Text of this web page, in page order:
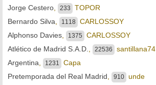
Jorge Cestero
233
TOPOR
Bernardo Silva
1118
CARLOSSOY
Alphonso Davies
1375
CARLOSSOY
Atlético de Madrid S.A.D.
22536
santillana74
Argentina
1231
Capa
Pretemporada del Real Madrid
910
unde